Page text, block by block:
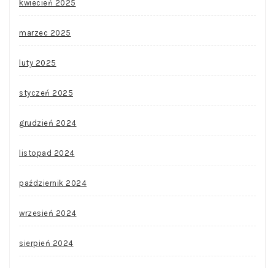
kwiecień 2025
marzec 2025
luty 2025
styczeń 2025
grudzień 2024
listopad 2024
październik 2024
wrzesień 2024
sierpień 2024